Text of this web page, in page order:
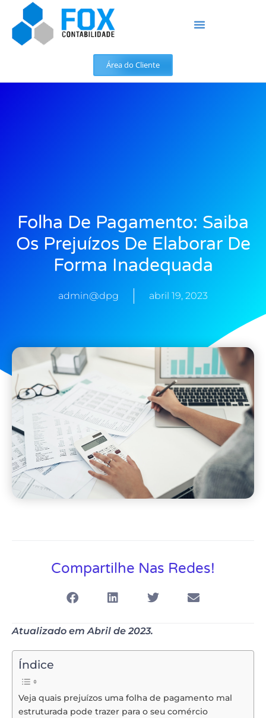
Área do Cliente
Folha De Pagamento: Saiba
Os Prejuízos De Elaborar De
Forma Inadequada
admin@dpg abril 19, 2023
Compartilhe Nas Redes!
Atualizado em Abril de 2023.
Índice
Veja quais prejuízos uma folha de pagamento mal
estruturada pode trazer para o seu comércio